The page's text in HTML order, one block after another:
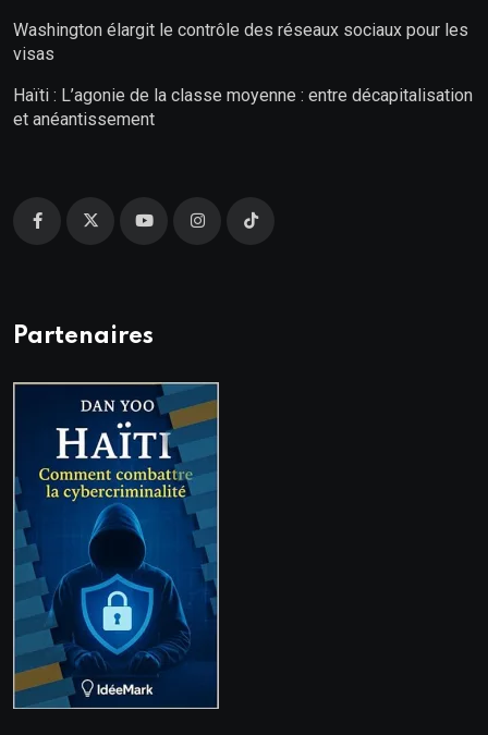
Washington élargit le contrôle des réseaux sociaux pour les
visas
Haïti : L’agonie de la classe moyenne : entre décapitalisation
et anéantissement
Partenaires